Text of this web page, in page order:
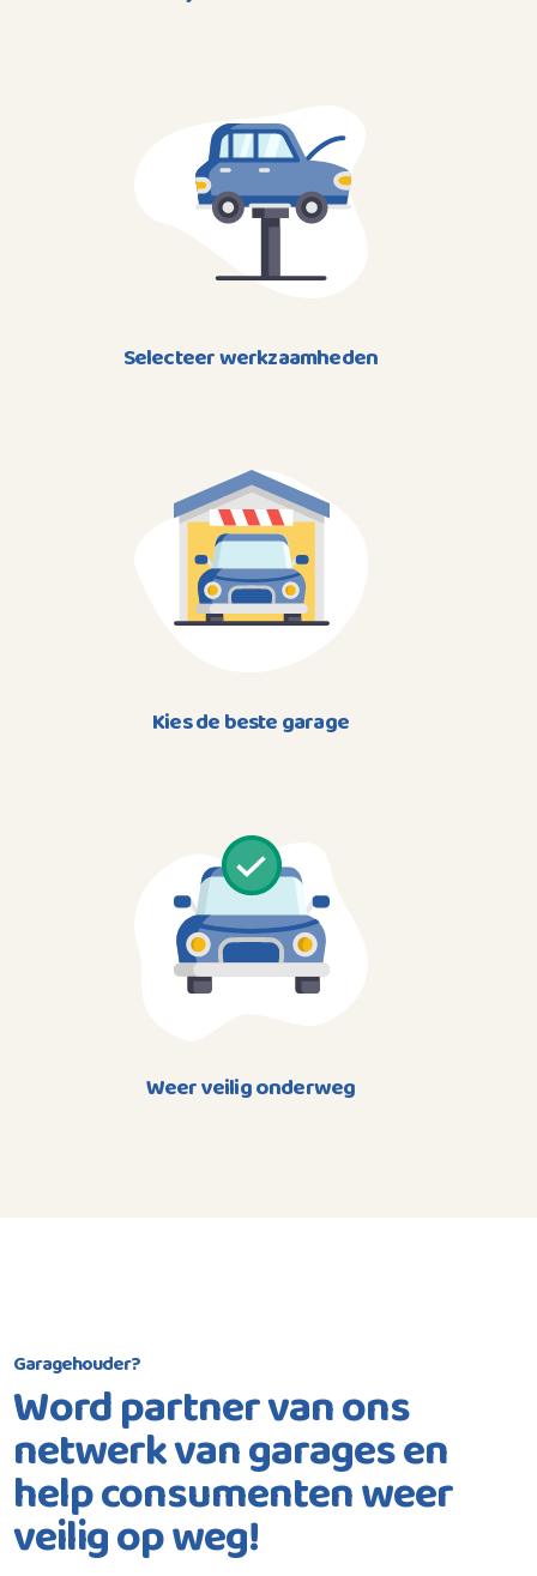
Selecteer werkzaamheden
Kies de beste garage
Weer veilig onderweg
Garagehouder?
Word partner van ons
netwerk van garages en
help consumenten weer
veilig op weg!